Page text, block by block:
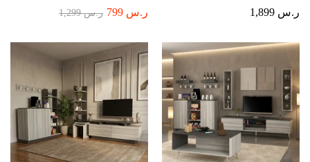
ر.س ر.س ر.س1,299